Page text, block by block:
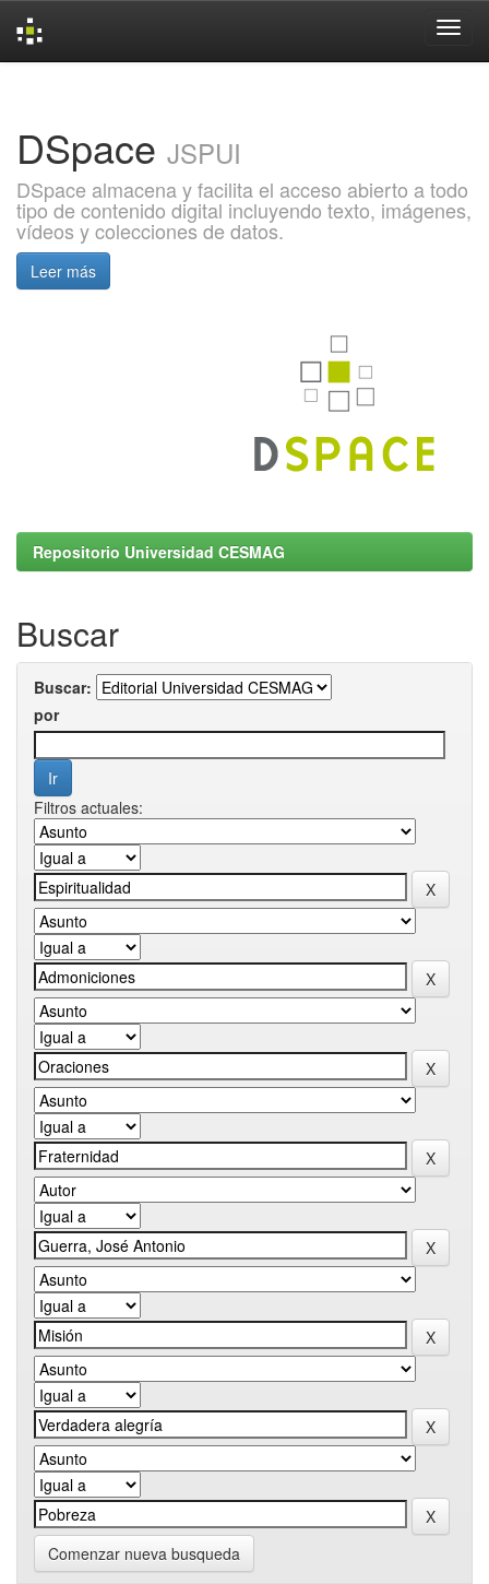
DSpace JSPUI
DSpace almacena y facilita el acceso abierto a todo
tipo de contenido digital incluyendo texto, imágenes,
vídeos y colecciones de datos.
Leer más
Repositorio Universidad CESMAG
Buscar
Buscar:
por
Filtros actuales:
Comenzar nueva busqueda